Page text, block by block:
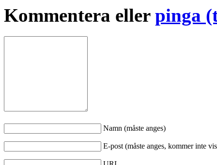
Kommentera eller pinga
Namn (måste anges)
E-post (måste anges, kommer inte